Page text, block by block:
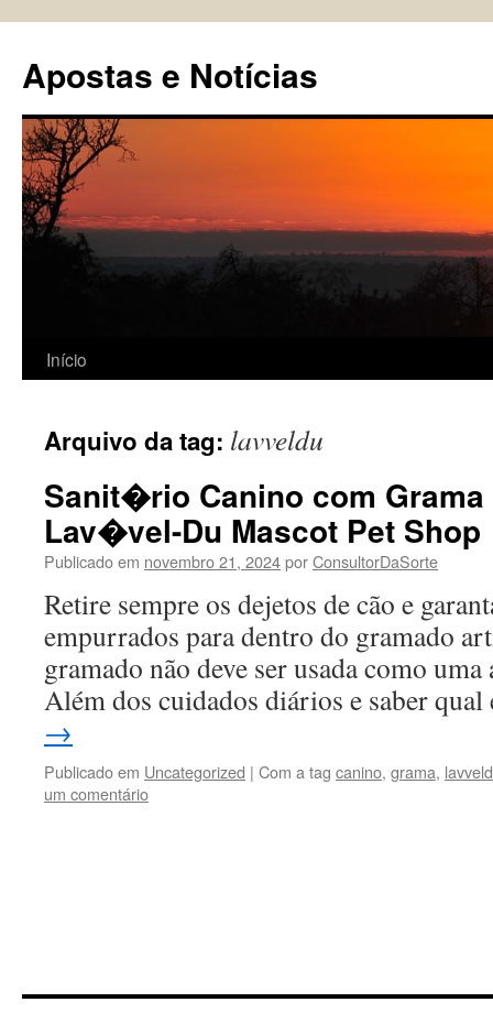
conteúdo
Apostas e Notícias
Início
Arquivo da tag: lavveldu
Sanit�rio Canino com
Lav�vel-Du Mascot Pet Shop
Publicado em novembro 21, 2024porConsultorDaSorte
Retire sempre os dejetos de cão e
empurrados para dentro do gramado
gramado não deve ser usada como uma
Além dos cuidados diários e saber
→
Publicado em Uncategorized | Com a tag canino, grama,
um comentário